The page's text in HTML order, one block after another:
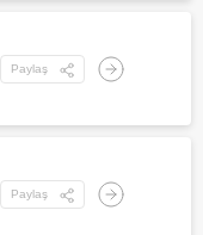
Paylaş
Paylaş